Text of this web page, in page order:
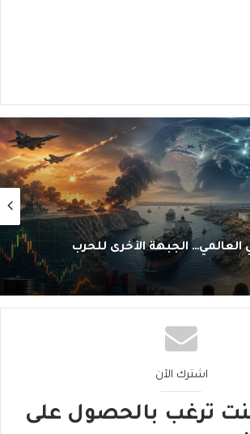
الجغرافيا السياسية… ماذا يُغيّرُ خط
اشترك الآن
ترغب بالحصول على